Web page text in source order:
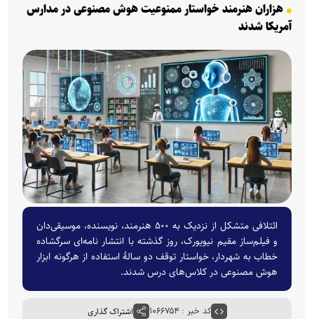
هزاران هنرمند خواستار ممنوعیت هوش مصنوعی در مدارس
آمریکا شدند
ائتلافی متشکل از نزدیک به ۵۰۰ هنرمند، نویسنده، موسیقی‌دان
و فیلم‌ساز مقیم نیویورک، روز گذشته با انتشار نامه‌ای سرگشاده
خطاب به شهردار، خواستار توقف دو سالهٔ استفاده از هرگونه ابزار
هوش مصنوعی در کلاس‌های درس شدند.
کد خبر : ۱۰۶۶۷۵۴ اشتراک گذاری